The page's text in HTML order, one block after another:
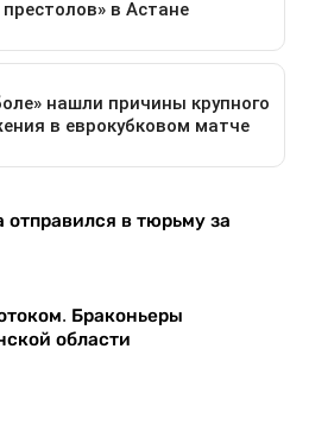
в тюрьму за
Браконьеры
области